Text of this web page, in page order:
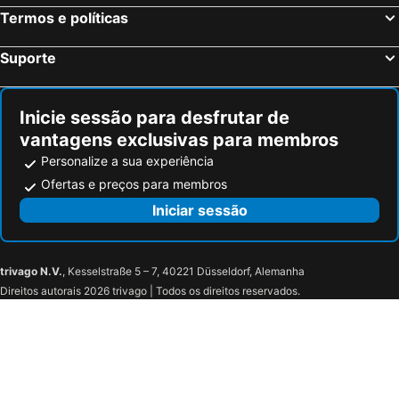
Berkheim, hotels with parking
Ichenhausen, hotels with parking
Geislingen an der Steige, hotels with parking
Altenstadt, hotels with parking
Termos e políticas
Suporte
Inicie sessão para desfrutar de
vantagens exclusivas para membros
Personalize a sua experiência
Ofertas e preços para membros
Iniciar sessão
trivago N.V., Kesselstraße 5 – 7, 40221 Düsseldorf, Alemanha
Direitos autorais 2026 trivago | Todos os direitos reservados.